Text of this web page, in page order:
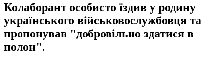
Колаборант особисто їздив у родину
українського військовослужбовця та
пропонував "добровільно здатися в
полон".